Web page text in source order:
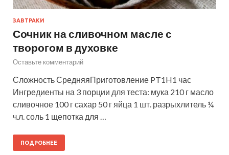
ЗАВТРАКИ
Сочник на сливочном масле с
творогом в духовке
Оставьте комментарий
Сложность СредняяПриготовление PT1H1 час
Ингредиенты на 3 порции для теста: мука 210 г масло
сливочное 100 г сахар 50 г яйца 1 шт. разрыхлитель ¼
ч.л. соль 1 щепотка для …
ПОДРОБНЕЕ